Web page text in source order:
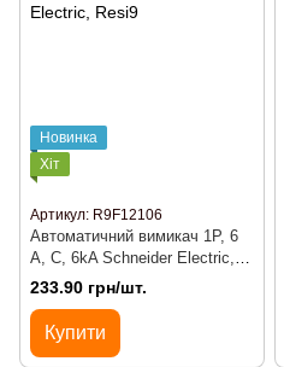
Новинка
Хіт
Артикул: R9F12106
Автоматичний вимикач 1P, 6
A, C, 6kA Schneider Electric,
Resi9
233.90 грн/шт.
Купити